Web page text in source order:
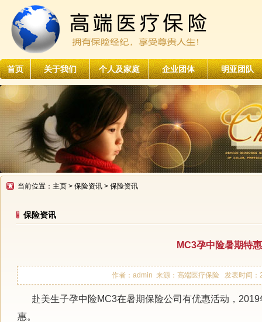
首页 关于我们 个人及家庭 企业团体 明亚团队
当前位置： 主页 > 保险资讯 > 保险资讯
保险资讯
MC3孕中险暑期特惠
作者：admin 来源：高端医疗保险 发表时间
赴美生子孕中险MC3在暑期保险公司有优惠活动，2019
惠。